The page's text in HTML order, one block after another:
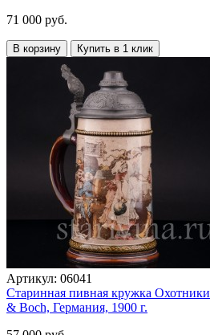
71 000 руб.
В корзину Купить в 1 клик
Артикул: 06041
Старинная пивная кружка
& Boch, Германия, 1900 г.